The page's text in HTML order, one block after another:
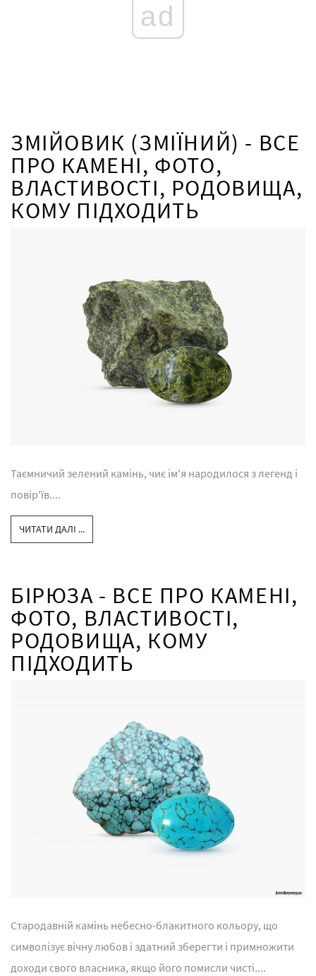
ad
ЗМІЙОВИК (ЗМІЇНИЙ) - ВСЕ
ПРО КАМЕНІ, ФОТО,
ВЛАСТИВОСТІ, РОДОВИЩА,
КОМУ ПІДХОДИТЬ
Таємничий зелений камінь, чиє ім'я народилося з легенд і
повір'їв....
ЧИТАТИ ДАЛІ ...
БІРЮЗА - ВСЕ ПРО КАМЕНІ,
ФОТО, ВЛАСТИВОСТІ,
РОДОВИЩА, КОМУ
ПІДХОДИТЬ
Стародавній камінь небесно-блакитного кольору, що
символізує вічну любов і здатний зберегти і примножити
доходи свого власника, якщо його помисли чисті....